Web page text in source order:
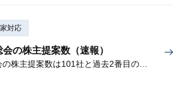
対応
の株主提案数（速報）
2026年6月株主総会の株主提案数は101社と過去2番目の多さ